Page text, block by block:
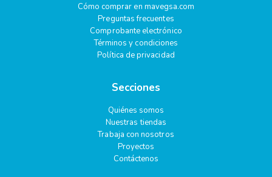
Cómo comprar en mavegsa.com
Preguntas frecuentes
Comprobante electrónico
Términos y condiciones
Política de privacidad
Secciones
Quiénes somos
Nuestras tiendas
Trabaja con nosotros
Proyectos
Contáctenos